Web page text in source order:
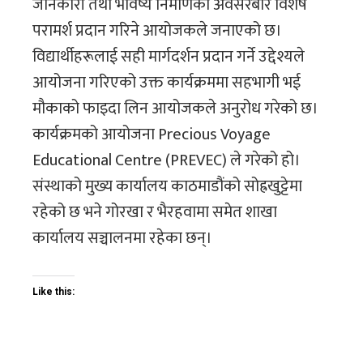
परामर्श प्रदान गरिने आयोजकले जनाएको छ।
विद्यार्थीहरूलाई सही मार्गदर्शन प्रदान गर्ने उद्देश्यले
आयोजना गरिएको उक्त कार्यक्रममा सहभागी भई
मौकाको फाइदा लिन आयोजकले अनुरोध गरेको छ।
कार्यक्रमको आयोजना Precious Voyage
Educational Centre (PREVEC) ले गरेको हो।
संस्थाको मुख्य कार्यालय काठमाडौंको सोह्रखुट्टेमा
रहेको छ भने गोरखा र भैरहवामा समेत शाखा
कार्यालय सञ्चालनमा रहेका छन्।
Like this: